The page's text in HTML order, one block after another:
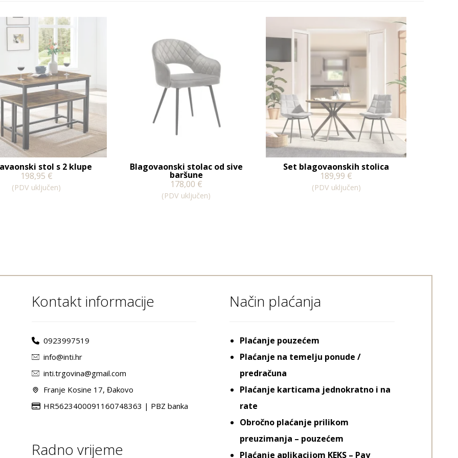
stol s 2 klupe
198,95 €
(PDV uključen)
Blagovaonski stolac od sive
baršune
178,00 €
(PDV uključen)
Set blagovaonskih stolica
189,99 €
(PDV uključen)
Kontakt informacije
0923997519
info@inti.hr
inti.trgovina@gmail.com
Franje Kosine 17, Đakovo
HR5623400091160748363 | PBZ banka
Radno vrijeme
Način plaćanja
Plaćanje pouzećem
Plaćanje na temelju ponude /
predračuna
Plaćanje karticama jednokratno i na
rate
Obročno plaćanje prilikom
preuzimanja – pouzećem
Plaćanje aplikacijom KEKS – Pay